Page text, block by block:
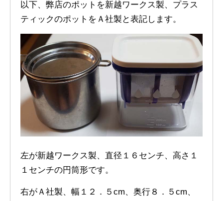
以下、弊店のポットを新越ワークス製、プラス
ティックのポットをＡ社製と表記します。
左が新越ワークス製、直径１６センチ、高さ１
１センチの円筒形です。
右がＡ社製、幅１２．５cm、奥行８．５cm、